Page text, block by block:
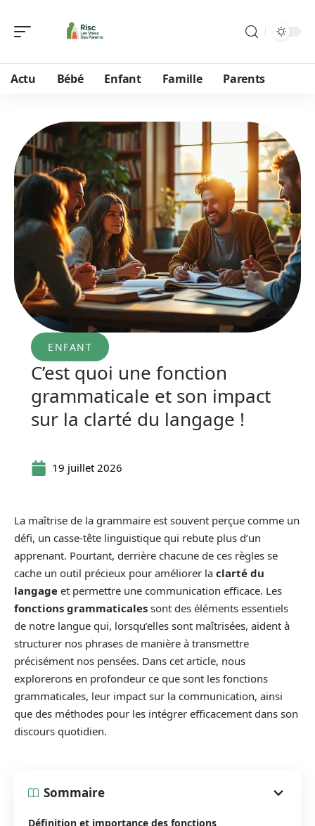
Actu Bébé Enfant Famille Parents
ENFANT
C’est quoi une fonction
grammaticale et son impact
sur la clarté du langage !
19 juillet 2026
La maîtrise de la grammaire est souvent perçue comme un
défi, un casse-tête linguistique qui rebute plus d’un
apprenant. Pourtant, derrière chacune de ces règles se
cache un outil précieux pour améliorer la clarté du
langage et permettre une communication efficace. Les
fonctions grammaticales sont des éléments essentiels
de notre langue qui, lorsqu’elles sont maîtrisées, aident à
structurer nos phrases de manière à transmettre
précisément nos pensées. Dans cet article, nous
explorerons en profondeur ce que sont les fonctions
grammaticales, leur impact sur la communication, ainsi
que des méthodes pour les intégrer efficacement dans son
discours quotidien.
Sommaire
Définition et importance des fonctions